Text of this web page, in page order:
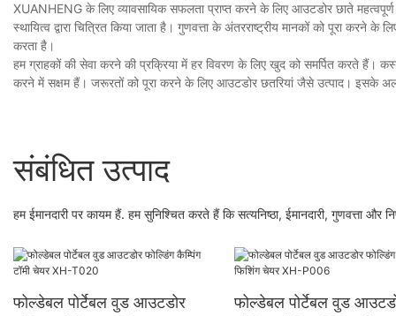
XUANHENG के लिए व्यावसायिक सफलता प्राप्त करने के लिए आउटडोर छाते महत्वपूर्ण
स्थायित्व द्वारा चित्रित किया जाता है। गुणवत्ता के अंतरराष्ट्रीय मानकों को पूरा करने
करता है।
हम ग्राहकों की सेवा करने की प्रक्रिया में हर विवरण के लिए खुद को समर्पित करते हैं।
करने में सक्षम हैं। जरूरतों को पूरा करने के लिए आउटडोर छतरियां जैसे उत्पाद। इसके
संबंधित उत्पाद
हम ईमानदारी पर कायम हैं. हम सुनिश्चित करते हैं कि सत्यनिष्ठा, ईमानदारी, गुणवत्ता और
फोल्डेबल पोर्टेबल वुड आउटडोर
फोल्डेबल पोर्टेबल वुड